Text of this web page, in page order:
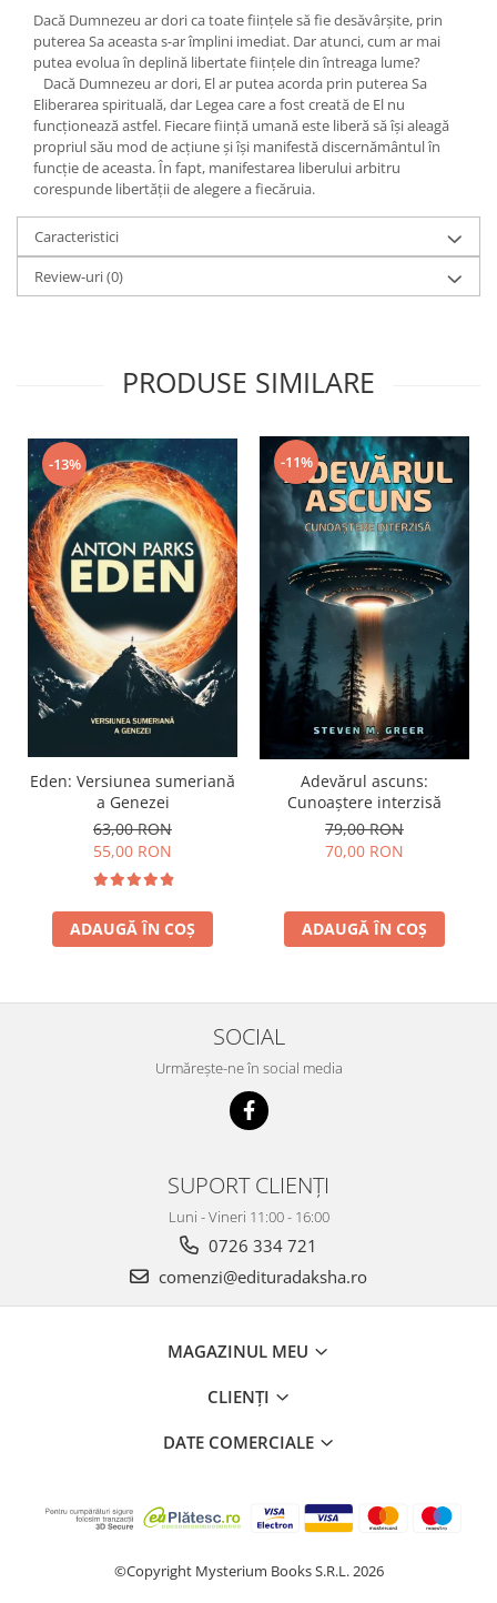
Viaţa de după moarte
Cristale
Supă de pui pentru suflet
Yoga
Oracol
Spiritualitate şi ştiinţă
Fără categorie
Cunoaștere
Dacă Dumnezeu ar dori ca toate fiinţele să fie desăvârşite, prin
puterea Sa aceasta s-ar împlini imediat. Dar atunci, cum ar mai
putea evolua în deplină libertate fiinţele din întreaga lume?
Dacă Dumnezeu ar dori, El ar putea acorda prin puterea Sa
Eliberarea spirituală, dar Legea care a fost creată de El nu
funcţionează astfel. Fiecare fiinţă umană este liberă să îşi aleagă
propriul său mod de acţiune şi îşi manifestă discernământul în
funcţie de aceasta. În fapt, manifestarea liberului arbitru
corespunde libertăţii de alegere a fiecăruia.
Caracteristici
Review-uri(0)
PRODUSE SIMILARE
-13%
Eden: Versiunea sumeriană
a Genezei
63,00 RON
55,00 RON
ADAUGĂ ÎN COȘ
-11%
Adevărul ascuns:
Cunoaștere interzisă
79,00 RON
70,00 RON
ADAUGĂ ÎN COȘ
SOCIAL
Urmărește-ne în social media
SUPORT CLIENȚI
Luni - Vineri 11:00 - 16:00
0726 334 721
comenzi@edituradaksha.ro
MAGAZINUL MEU
CLIENȚI
DATE COMERCIALE
©Copyright Mysterium Books S.R.L. 2026